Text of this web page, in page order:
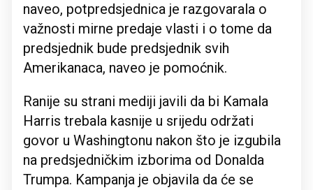
naveo, potpredsjednica je razgovarala o
važnosti mirne predaje vlasti i o tome da
predsjednik bude predsjednik svih
Amerikanaca, naveo je pomoćnik.
Ranije su strani mediji javili da bi Kamala
Harris trebala kasnije u srijedu održati
govor u Washingtonu nakon što je izgubila
na predsjedničkim izborima od Donalda
Trumpa. Kampanja je objavila da će se